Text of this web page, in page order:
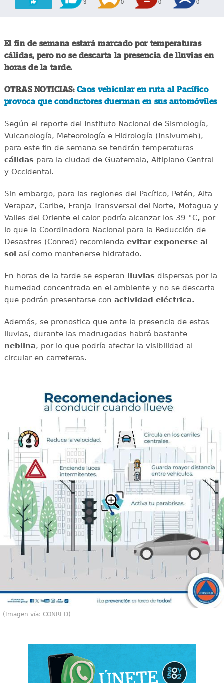
3 0 0 0
El fin de semana estará marcado por temperaturas
cálidas, pero no se descarta la presencia de lluvias en
horas de la tarde.
OTRAS NOTICIAS:Caos vehicular en ruta al Pacífico
provoca que conductores duerman en sus automóviles
Según el reporte del Instituto Nacional de Sismología,
Vulcanología, Meteorología e Hidrología (Insivumeh),
para este fin de semana se tendrán temperaturas
cálidaspara la ciudad de Guatemala, Altiplano Central
y Occidental.
Sin embargo, para las regiones del Pacífico, Petén, Alta
Verapaz, Caribe, Franja Transversal del Norte, Motagua y
Valles del Oriente el calor podría alcanzar los 39 °C, por
lo que la Coordinadora Nacional para la Reducción de
Desastres (Conred) recomienda evitar exponerse al
sol así como mantenerse hidratado.
En horas de la tarde se esperan lluviasdispersas por la
humedad concentrada en el ambiente y no se descarta
que podrán presentarse con actividad eléctrica.
Además, se pronostica que ante la presencia de estas
lluvias, durante las madrugadas habrá bastante
neblina, por lo que podría afectar la visibilidad al
circular en carreteras.
(Imagen vía: CONRED)